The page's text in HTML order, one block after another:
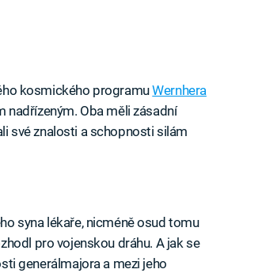
kosmického programuWernhera
nadřízeným. Oba měli zásadní
své znalosti a schopnosti silám
syna lékaře, nicméně osud tomu
pro vojenskou dráhu. A jak se
generálmajora a mezi jeho